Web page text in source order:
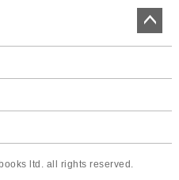
ップ
ltd. all rights reserved.